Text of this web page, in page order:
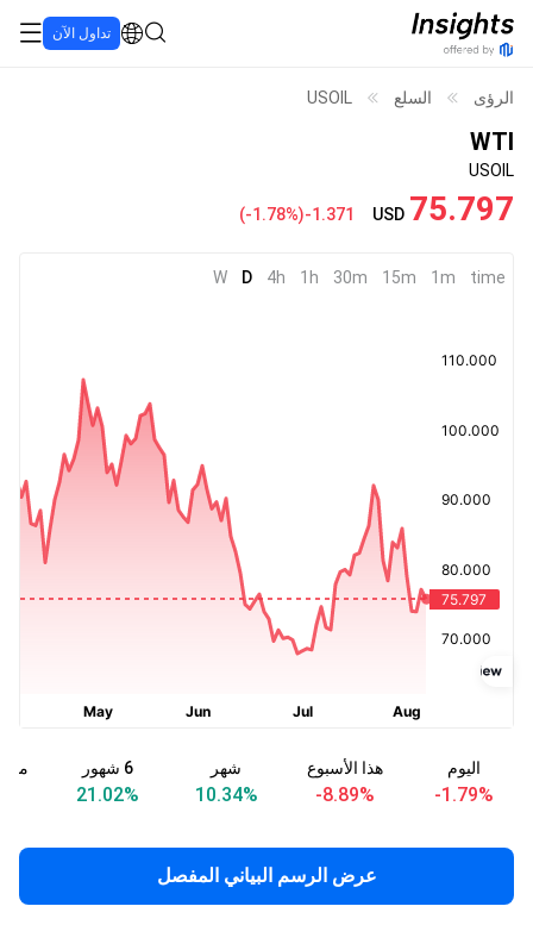
تداول الآن
الرؤى السلع USOIL
WTI
USOIL
75.797
USD
-1.371
(-1.78%)
time
1m
15m
30m
1h
4h
D
W
اليوم
-1.79%
هذا الأسبوع
-8.89%
شهر
10.34%
6 شهور
21.02%
منذ
عرض الرسم البياني المفصل